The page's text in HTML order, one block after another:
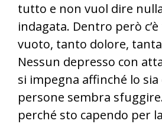
tutto e non vuol dire
indagata. Dentro però
vuoto, tanto dolore,
Nessun depresso con
si impegna affinché lo sia
persone sembra
perché sto capendo per